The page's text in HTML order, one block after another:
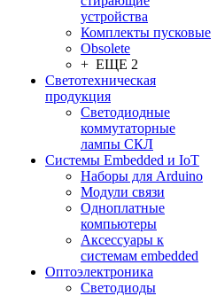
устройства
Комплекты пусковые
Obsolete
+ ЕЩЕ 2
Светотехническая
продукция
Светодиодные
коммутаторные
лампы СКЛ
Системы Embedded и IoT
Наборы для Arduino
Модули связи
Одноплатные
компьютеры
Аксессуары к
системам embedded
Oптоэлектроника
Светодиоды